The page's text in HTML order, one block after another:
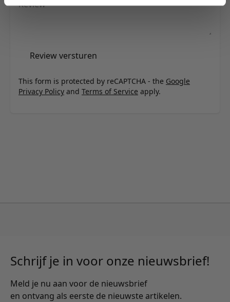
Review
Review versturen
This form is protected by reCAPTCHA - the Google
Privacy Policy and Terms of Service apply.
Schrijf je in voor onze nieuwsbrief!
Meld je nu aan voor de nieuwsbrief
en ontvang als eerste de nieuwste artikelen.